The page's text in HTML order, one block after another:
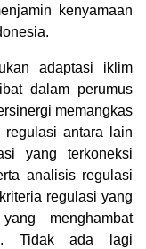
kenyamaan
adaptasi iklim
dalam perumus
memangkas
regulasi antara lain
yang terkoneksi
analisis regulasi
regulasi yang
menghambat
Tidak ada lagi